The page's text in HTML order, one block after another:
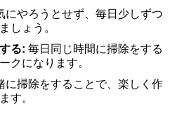
にやろうとせず、毎日少しずつ
しょう。
る: 毎日同じ時間に掃除をする
クになります。
に掃除をすることで、楽しく作
す。